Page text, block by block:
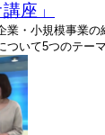
座」
業・小規模事業
ついて5つのテー